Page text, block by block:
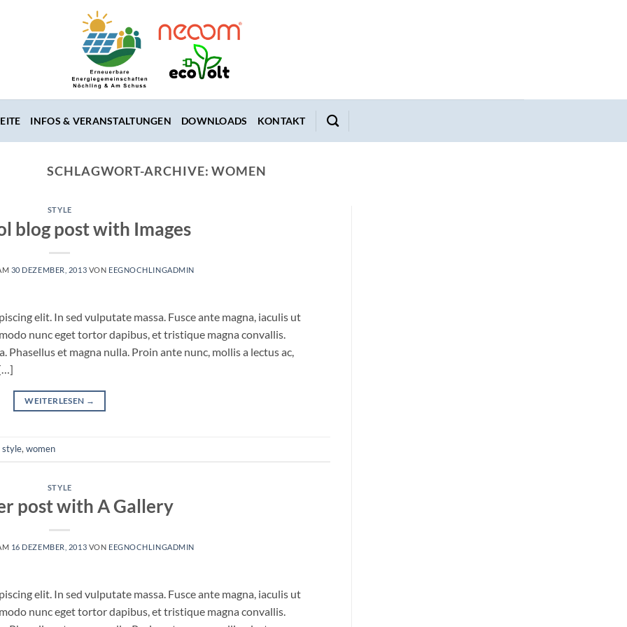
INFOS & VERANSTALTUNGEN DOWNLOADS KONTAKT
SCHLAGWORT-ARCHIVE:WOMEN
STYLE
blog post with Images
30 DEZEMBER, 2013 VON EEGNOCHLINGADMIN
elit. In sed vulputate massa. Fusce ante magna, iaculis ut
nunc eget tortor dapibus, et tristique magna convallis.
Phasellus et magna nulla. Proin ante nunc, mollis a lectus ac,
WEITERLESEN →
style, women
STYLE
post with A Gallery
16 DEZEMBER, 2013 VON EEGNOCHLINGADMIN
elit. In sed vulputate massa. Fusce ante magna, iaculis ut
nunc eget tortor dapibus, et tristique magna convallis.